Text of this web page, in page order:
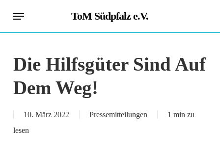
ToM Südpfalz e.V.
Menu
Die Hilfsgüter Sind Auf
Dem Weg!
10. März 2022 Pressemitteilungen
1 min zu
lesen